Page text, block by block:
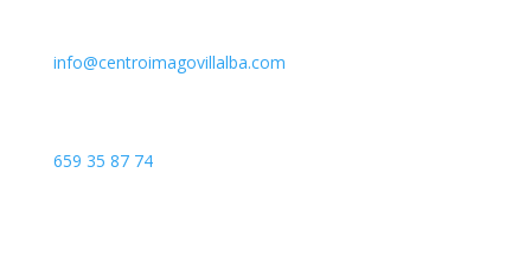
info@centroimagovillalba.com
659 35 87 74